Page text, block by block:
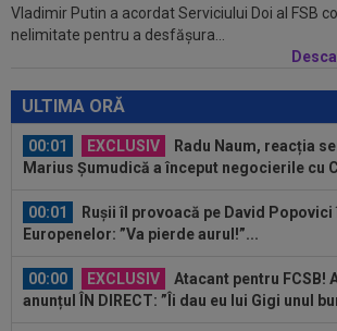
Vladimir Putin a acordat Serviciului Doi al FSB
nelimitate pentru a desfășura...
ULTIMA ORĂ
00:02 EXCLUSIV
Rapid a dat lovitura!
Angelescu a anunțat transferul: "Foarte bun"
transferul la încă o echipă de UCL! Picat la...
00:01 EXCLUSIV
Radu Naum, reacția
Marius Șumudică a început negocierile cu
00:01
Rușii îl provoacă pe David Popovici
Europenelor: ”Va pierde aurul!”...
00:00 EXCLUSIV
Atacant pentru FCSB!
anunțul ÎN DIRECT: ”Îi dau eu lui Gigi unul